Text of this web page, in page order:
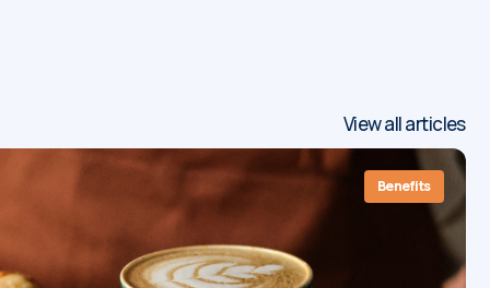
View all articles
Benefits